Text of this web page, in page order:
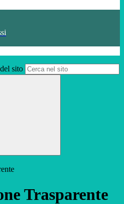
sito
Trasparente